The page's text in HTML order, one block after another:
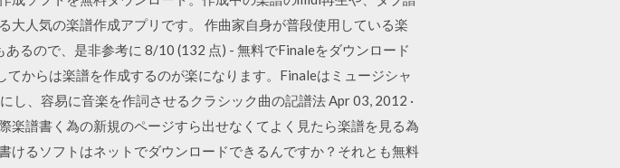
人気の楽譜作成アプリです。 作曲家自身が普段使用している楽
るので、是非参考に 8/10 (132 点) - 無料でFinaleをダウンロード
からは楽譜を作成するのが楽になります。Finaleはミュージシャ
し、容易に音楽を作詞させるクラシック曲の記譜法 Apr 03, 2012 ·
譜書く為の新規のページすら出せなくてよく見たら楽譜を見る為
るソフトはネットでダウンロードできるんですか？それとも無料